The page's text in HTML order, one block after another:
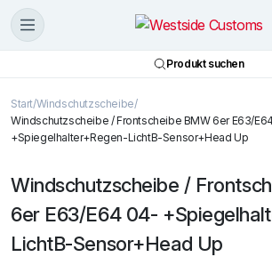
Produkt suchen
Start Windschutzscheibe
Windschutzscheibe / Frontscheibe BMW 6er E63/
+Spiegelhalter+Regen-LichtB-Sensor+Head Up
Windschutzscheibe /
6er E63/E64 04-
LichtB-Sensor+Head Up